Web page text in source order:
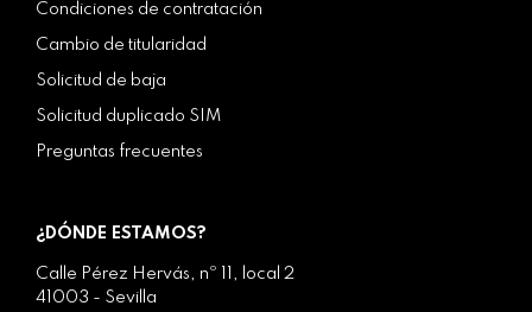
Condiciones de contratación
Cambio de titularidad
Solicitud de baja
Solicitud duplicado SIM
Preguntas frecuentes
¿DÓNDE ESTAMOS?
Calle Pérez Hervás, nº 11, local 2
41003 - Sevilla